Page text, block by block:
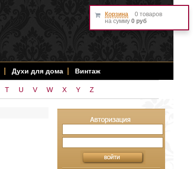
Духи для дома Винтаж
T U V W X Y Z
Корзина
0 товаров
на сумму 0 руб